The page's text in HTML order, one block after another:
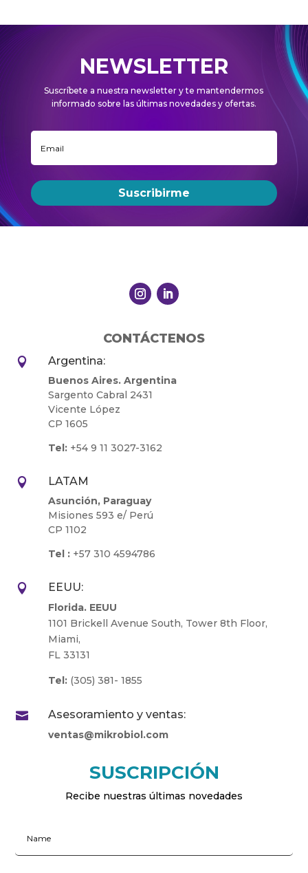
NEWSLETTER
Suscríbete a nuestra newsletter y te mantendermos
informado sobre las últimas novedades y ofertas.
Suscribirme
CONTÁCTENOS
 Argentina:
Buenos Aires. Argentina
Sargento Cabral 2431
Vicente López
CP 1605
Tel:+54 9 11 3027-3162
 LATAM
Asunción, Paraguay
Misiones 593 e/ Perú
CP 1102
Tel : +57 310 4594786
 EEUU:
Florida. EEUU
1101 Brickell Avenue South, Tower 8th Floor,
Miami,
FL 33131
Tel: (305) 381- 1855
 Asesoramiento y ventas:
ventas@mikrobiol.com
SUSCRIPCIÓN
Recibe nuestras últimas novedades